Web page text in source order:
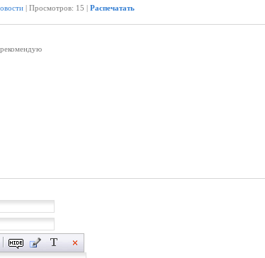
| Просмотров: 15 | Распечатать
рекомендую